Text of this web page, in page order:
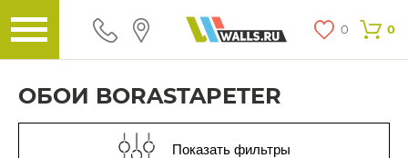
0 0
ОБОИ BORASTAPETER
Показать фильтры